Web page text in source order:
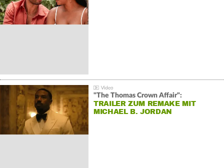
"The Thomas Crown Affair":
TRAILER ZUM REMAKE MIT
MICHAEL B. JORDAN